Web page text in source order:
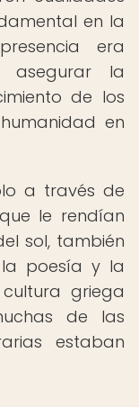
en la
era
asegurar la
de los
en
a través de
le rendían
sol, también
poesía y la
griega
de las
estaban